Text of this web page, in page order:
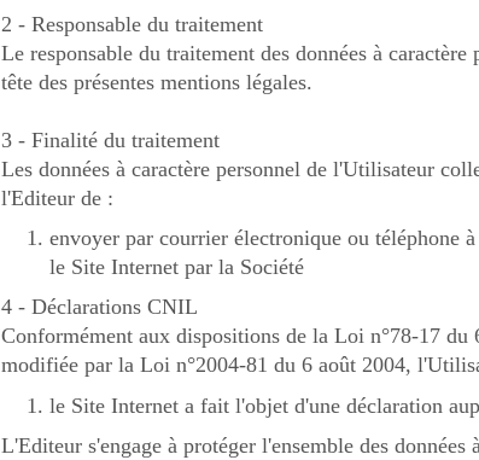
2 - Responsable du traitement
Le responsable du traitement des données à
tête des présentes mentions légales.
3 - Finalité du traitement
Les données à caractère personnel de l'Utilisateur
l'Editeur de :
envoyer par courrier électronique ou téléphone
le Site Internet par la Société
4 - Déclarations CNIL
Conformément aux dispositions de la Loi n°78-17
modifiée par la Loi n°2004-81 du 6 août 2004,
le Site Internet a fait l'objet d'une déclaration
L'Editeur s'engage à protéger l'ensemble des